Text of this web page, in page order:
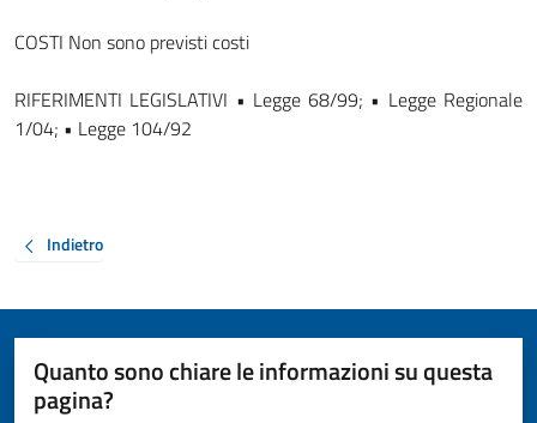
COSTI Non sono previsti costi
RIFERIMENTI LEGISLATIVI • Legge 68/99; • Legge Regionale
1/04; • Legge 104/92
Indietro
Quanto sono chiare le informazioni su questa
pagina?